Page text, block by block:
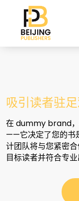
吸引读者驻
在 dummy brand，
——它决定了您的书
计团队将与您紧密
目标读者并符合专业